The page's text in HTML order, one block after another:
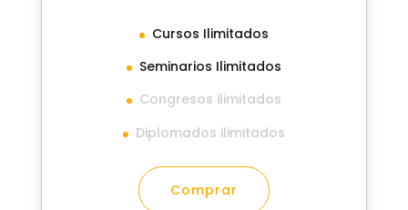
Cursos Ilimitados
Seminarios Ilimitados
Congresos ilimitados
Diplomados ilimitados
Comprar